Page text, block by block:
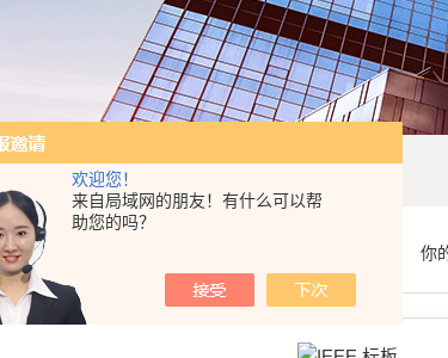
欢迎您！
来自局域网的朋友！有什么可以帮
助您的吗？
你